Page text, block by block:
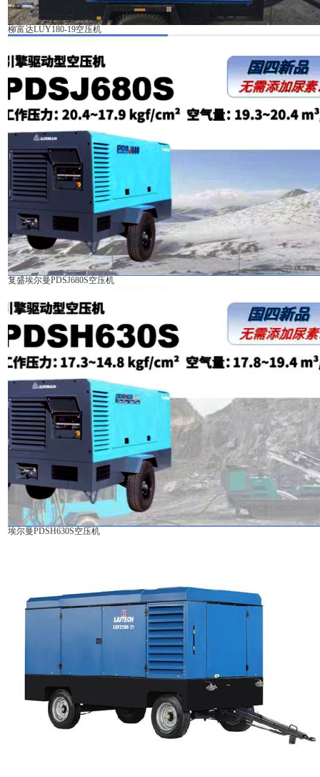
柳富达LUY180-19空压机
复盛埃尔曼PDSJ680S空压机
埃尔曼PDSH630S空压机